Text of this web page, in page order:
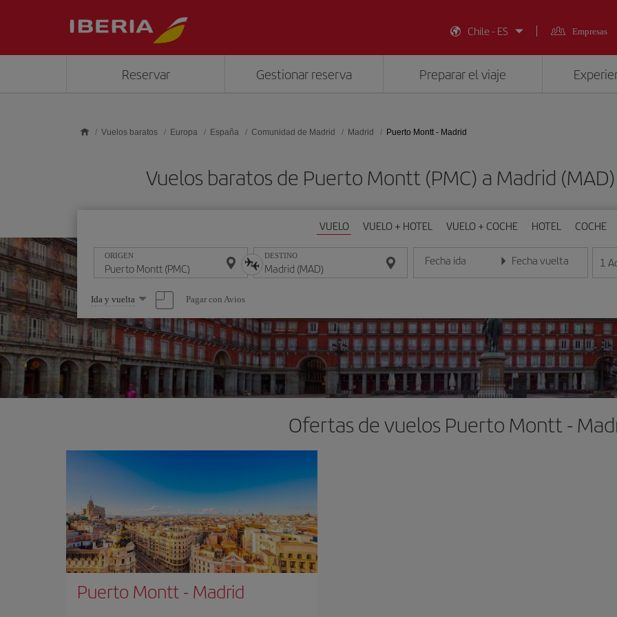
Chile - ES
Empresas
Reservar Gestionar reserva Preparar el viaje
Vuelos baratos Europa España Comunidad de Madrid Madrid Puerto Montt - Madrid
Vuelos baratos de Puerto Montt (PMC) a Madrid
VUELO VUELO + HOTEL VUELO + COCHE HOTEL COCHE
ORIGEN DESTINO Fecha ida
Introduce la fecha en formato día/mes/año
Fecha vuelta
Introduce la fecha en 1
Seleccione
una
opción
Ida y vuelta Pagar con Avios
Ofertas de vuelos Puerto Montt -
Puerto Montt- Madrid